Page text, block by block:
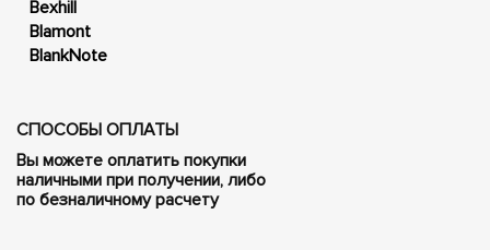
Bexhill
Blamont
BlankNote
СПОСОБЫ ОПЛАТЫ
Вы можете оплатить покупки
наличными при получении, либо
по безналичному расчету